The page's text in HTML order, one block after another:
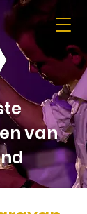
van